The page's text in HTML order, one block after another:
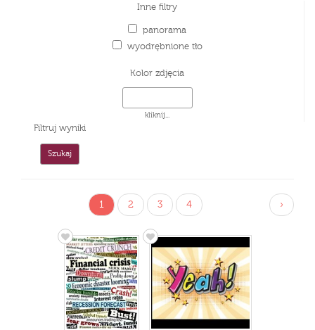
Inne filtry
panorama
wyodrębnione tło
Kolor zdjęcia
kliknij...
Filtruj wyniki
1 2 3 4 ›